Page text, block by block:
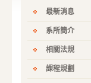
最新消息
系所簡介
相關法規
課程規劃